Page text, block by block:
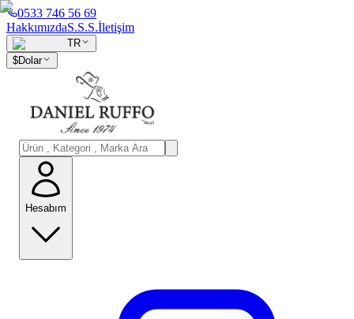
0533 746 56 69
HakkımızdaS.S.S.İletişim
TR
$Dolar
Hesabım